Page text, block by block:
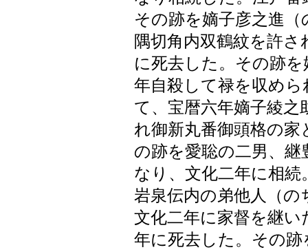
その跡を嫡子彦之進
隅切角内双鶴紋を許
に死去した。その跡
年自殺して禄を収め
て、宝暦六年嫡子綾之
れ御新丸番御頭格の
の跡を愛聡の二男、
なり、文化二年に相
岩泉伝内の弟他人（
文化二年に家督を継い
年に死去した。その